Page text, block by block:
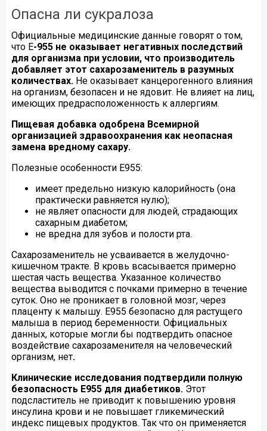
Опасна ли сукралоза
Официальные медицинские данные говорят о том,
что Е-955 не оказывает негативных последствий
для организма при условии, что производитель
добавляет этот сахарозаменитель в разумных
количествах. Не оказывает канцерогенного влияния
на организм, безопасен и не ядовит. Не влияет на лиц,
имеющих предрасположенность к аллергиям.
Пищевая добавка одобрена Всемирной
организацией здравоохранения как неопасная
замена вредному сахару.
Полезные особенности E955:
имеет предельно низкую калорийность (она
практически равняется нулю);
не являет опасности для людей, страдающих
сахарным диабетом;
не вредна для зубов и полости рта.
Сахарозаменитель не усваивается в желудочно-
кишечном тракте. В кровь всасывается примерно
шестая часть вещества. Указанное количество
вещества выводится с почками примерно в течение
суток. Оно не проникает в головной мозг, через
плаценту к малышу. Е955 безопасно для растущего
малыша в период беременности. Официальных
данных, которые могли бы подтвердить опасное
воздействие сахарозаменителя на человеческий
организм, нет.
Клинические исследования подтвердили полную
безопасность Е955 для диабетиков. Этот
подсластитель не приводит к повышению уровня
инсулина крови и не повышает гликемический
индекс пищевых продуктов. Так что он применяется